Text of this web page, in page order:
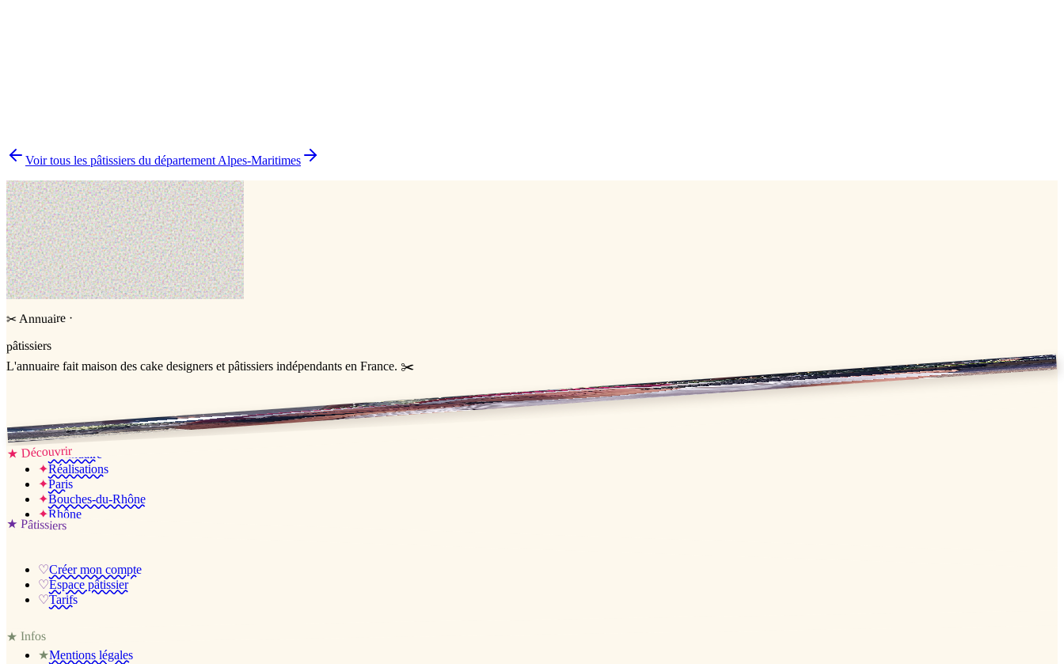
Voir tous les pâtissiers du département Alpes-Maritimes
✂ Annuaire ·
pâtissiers
L'annuaire fait maison des cake designers et pâtissiers indépendants en France. ✂️
Jessica & Jérémy ♡
★Découvrir
✦L’annuaire
✦Réalisations
✦Paris
✦Bouches-du-Rhône
✦Rhône
★ Pâtissiers
♡Créer mon compte
♡Espace pâtissier
♡Tarifs
★Infos
★Mentions légales